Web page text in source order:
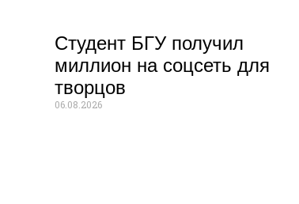
Студент БГУ получил
миллион на соцсеть для
творцов
06.08.2026